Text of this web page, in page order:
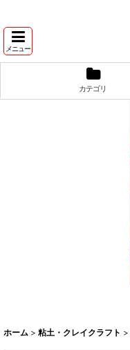
メニュー
カテゴリ
ホーム > 粘土・クレイクラフト >